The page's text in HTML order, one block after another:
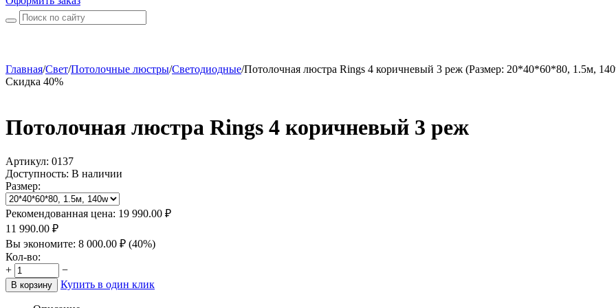
Главная/Свет/Потолочные люстры/Светодиодные/Потолочная люстра Rings 4 коричневый 3 реж (Размер: 20*40*60*80, 1.5м,
Скидка 40%
Потолочная люстра Rings 4 коричневый 3 реж
Артикул: 0137
Доступность: В наличии
Размер:
Рекомендованная цена: 19 990.00 ₽
11 990.00 ₽
Вы экономите: 8 000.00 ₽ (40%)
Кол-во:
+
−
В корзину Купить в один клик